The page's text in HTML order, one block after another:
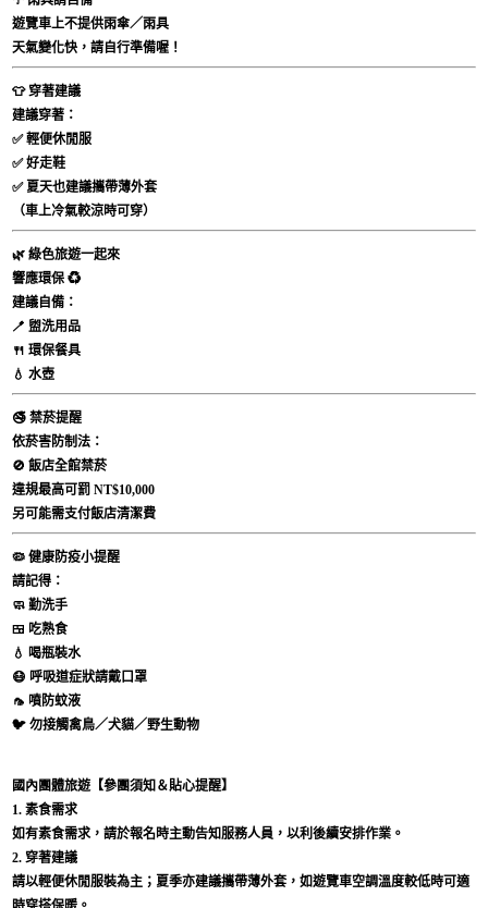
遊覽車上不提供雨傘／雨具
天氣變化快，請自行準備喔！
👕 穿著建議
建議穿著：
✅ 輕便休閒服
✅ 好走鞋
✅ 夏天也建議攜帶薄外套
（車上冷氣較涼時可穿）
🌿綠色旅遊一起來
響應環保 ♻️
建議自備：
🪥 盥洗用品
🍴 環保餐具
💧 水壺
🚭禁菸提醒
依菸害防制法：
🚫 飯店全館禁菸
違規最高可罰NT$10,000
另可能需支付飯店清潔費
🦠健康防疫小提醒
請記得：
🧼 勤洗手
🍱 吃熟食
💧 喝瓶裝水
😷 呼吸道症狀請戴口罩
🦟 噴防蚊液
🐦 勿接觸禽鳥／犬貓／野生動物
國內團體旅遊【參團須知＆貼心提醒】
1. 素食需求
如有素食需求，請於報名時主動告知服務人員，以利後續安排作業。
2. 穿著建議
請以輕便休閒服裝為主；夏季亦建議攜帶薄外套，如遊覽車空調溫度較低時可適